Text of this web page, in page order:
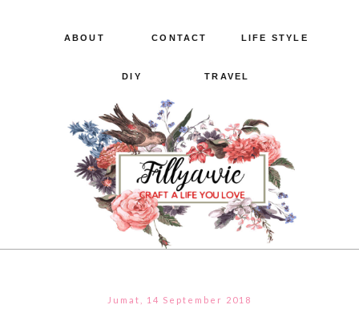
ABOUT CONTACT LIFE STYLE
DIY TRAVEL
Jumat, 14 September 2018